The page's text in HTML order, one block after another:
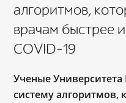
алгоритмов,
врачам быстрее
COVID-19
Ученые
систему алгоритмов,